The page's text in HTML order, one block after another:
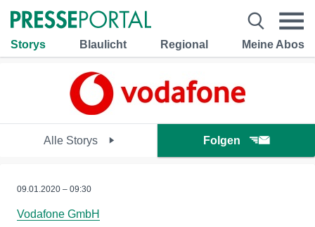
Storys Blaulicht Regional Meine Abos
Alle Storys Folgen
09.01.2020 – 09:30
Vodafone GmbH